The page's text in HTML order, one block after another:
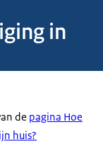
in
de pagina Hoe
huis?